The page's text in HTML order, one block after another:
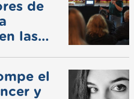
de
las
el
y